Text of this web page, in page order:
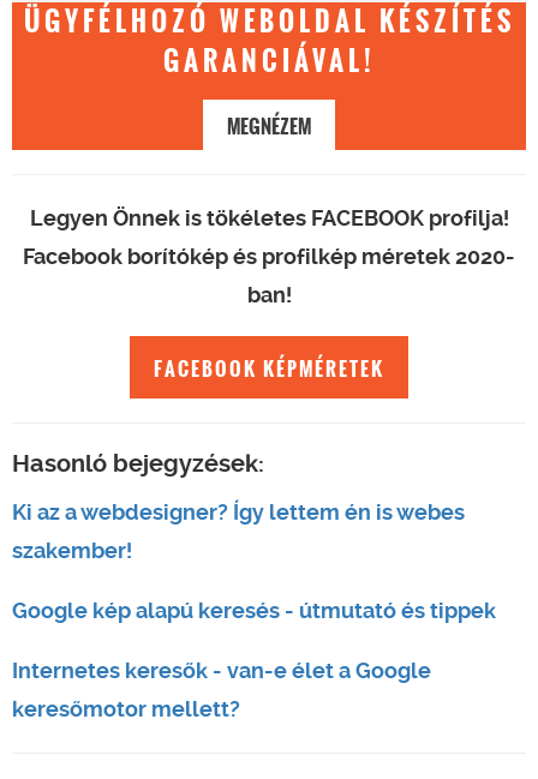
ÜGYFÉLHOZÓ WEBOLDAL KÉSZÍTÉS
GARANCIÁVAL!
MEGNÉZEM
Legyen Önnek is tökéletes FACEBOOK profilja!
Facebook borítókép és profilkép méretek 2020-
ban!
FACEBOOK KÉPMÉRETEK
Hasonló bejegyzések:
Ki az a webdesigner? Így lettem én is webes
szakember!
Google kép alapú keresés - útmutató és tippek
Internetes keresők - van-e élet a Google
keresőmotor mellett?